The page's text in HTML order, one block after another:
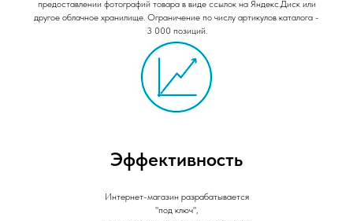
предоставлении фотографий товара в виде ссылок на Яндекс.Диск или
другое облачное хранилище. Ограничение по числу артикулов каталога -
3 000 позиций.
Эффективность
Интернет-магазин разрабатывается
"под ключ",